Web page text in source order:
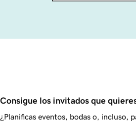
Consigue los invitados que
¿Planificas eventos, bodas o, incluso,